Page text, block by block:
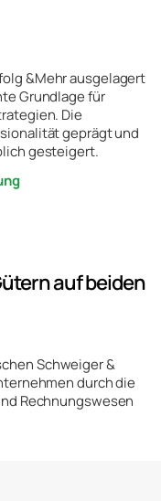
&Mehr ausgelagert
Grundlage für
Die
geprägt und
gesteigert.
auf beiden
Schweiger &
durch die
Rechnungswesen